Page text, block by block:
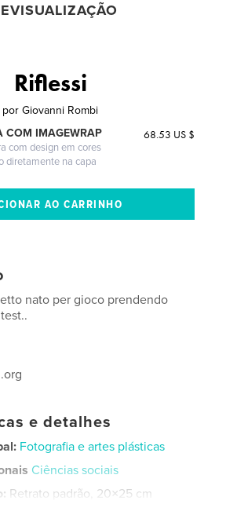
Riflessi
por Giovanni Rombi
COM IMAGEWRAP
com design em cores
diretamente na capa
68.53 US $
nato per gioco prendendo
e detalhes
Fotografia e artes plásticas
Ciências sociais
Retrato padrão, 20×25 cm